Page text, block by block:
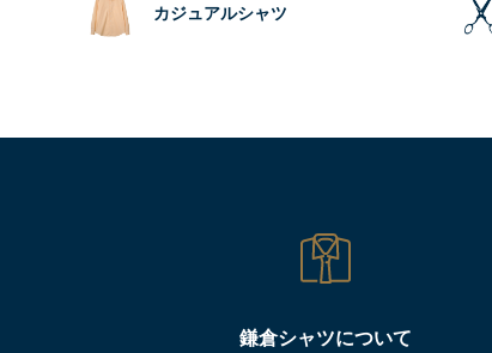
カジュアルシャツ
鎌倉シャツについて